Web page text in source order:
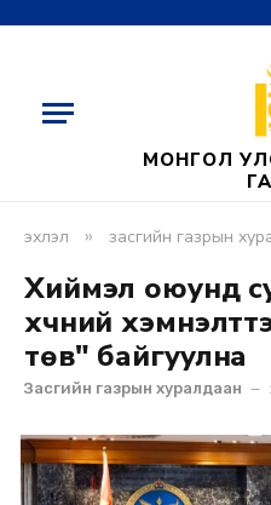
МОНГОЛ
эхлэл » засгийн газрын
Хиймэл оюунд
хүчний
төв" байгуулна
Засгийн газрын хуралдаан